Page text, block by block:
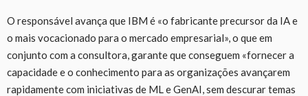
O responsável avança que IBM é «o fabricante precursor da IA e
o mais vocacionado para o mercado empresarial», o que em
conjunto com a consultora, garante que conseguem «fornecer a
capacidade e o conhecimento para as organizações avançarem
rapidamente com iniciativas de ML e GenAI, sem descurar temas